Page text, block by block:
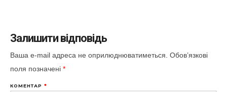
Залишити відповідь
Ваша e-mail адреса не оприлюднюватиметься. Обов’язкові
поля позначені *
КОМЕНТАР *